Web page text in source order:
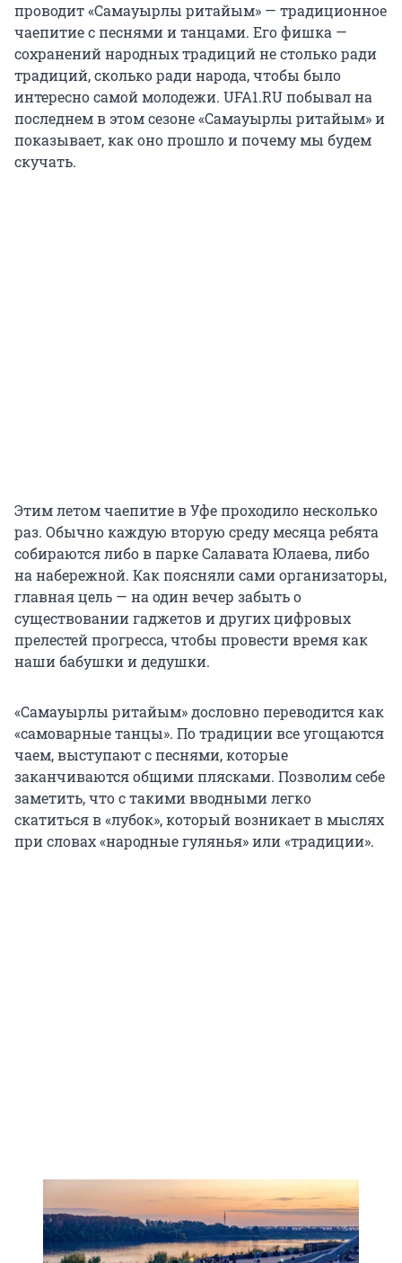
проводит «Самауырлы ритайым» — традиционное
чаепитие с песнями и танцами. Его фишка —
сохранений народных традиций не столько ради
традиций, сколько ради народа, чтобы было
интересно самой молодежи. UFA1.RU побывал на
последнем в этом сезоне «Самауырлы ритайым» и
показывает, как оно прошло и почему мы будем
скучать.
Этим летом чаепитие в Уфе проходило несколько
раз. Обычно каждую вторую среду месяца ребята
собираются либо в парке Салавата Юлаева, либо
на набережной. Как поясняли сами организаторы,
главная цель — на один вечер забыть о
существовании гаджетов и других цифровых
прелестей прогресса, чтобы провести время как
наши бабушки и дедушки.
«Самауырлы ритайым» дословно переводится как
«самоварные танцы». По традиции все угощаются
чаем, выступают с песнями, которые
заканчиваются общими плясками. Позволим себе
заметить, что с такими вводными легко
скатиться в «лубок», который возникает в мыслях
при словах «народные гулянья» или «традиции».